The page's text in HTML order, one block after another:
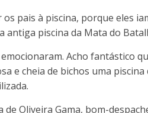
pais à piscina, porque eles
antiga piscina da Mata do
Acho fantástico
e cheia de bichos uma
Oliveira Gama, bom-